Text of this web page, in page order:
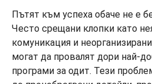
Пътят към успеха обаче не е
Често срещани клопки като
комуникация и
могат да провалят дори най-
програми за одит. Тези